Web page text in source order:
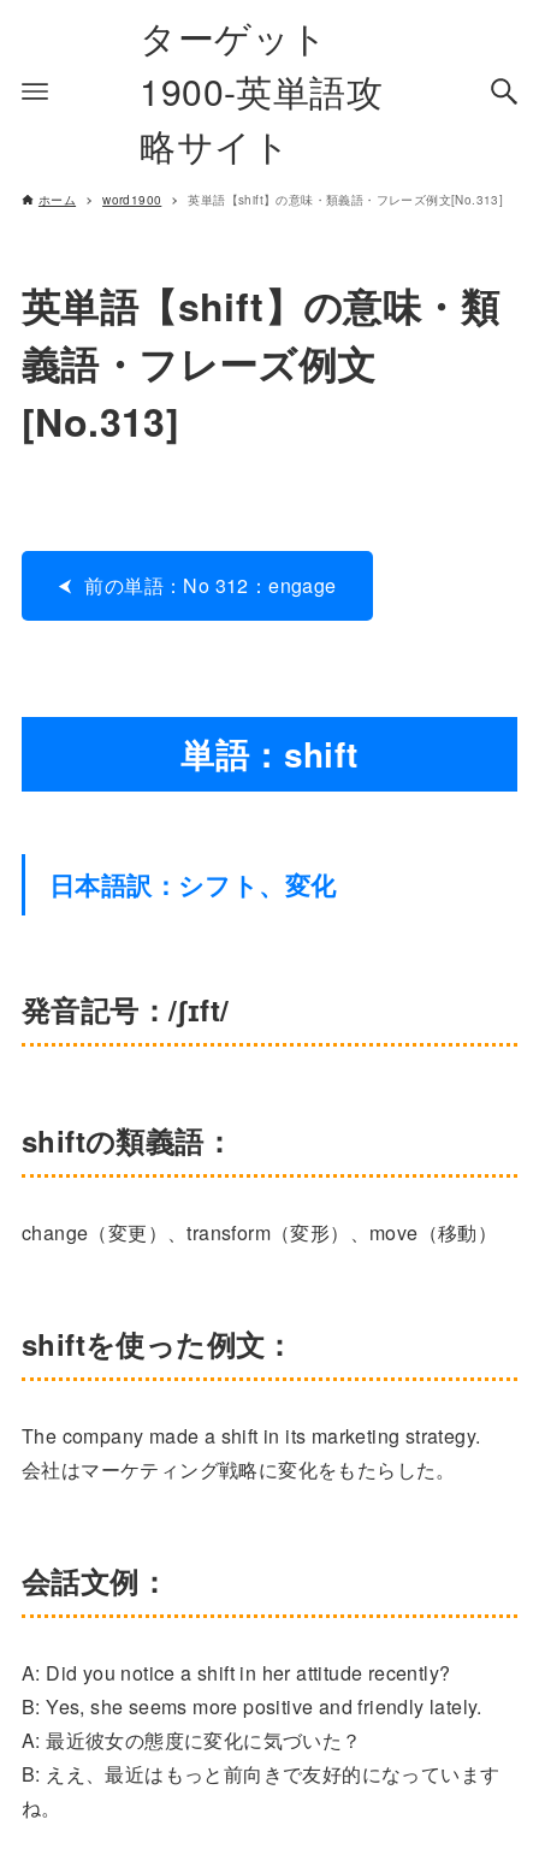
ターゲット
1900-英単語攻
略サイト
ホーム word1900 英単語【shift】の意味・類義語・フレーズ例文[No.313]
英単語【shift】の意味・類
義語・フレーズ例文
[No.313]
前の単語：No 312：engage
単語：shift
日本語訳：シフト、変化
発音記号：/ʃɪft/
shiftの類義語：
change（変更）、transform（変形）、move（移動）
shiftを使った例文：
The company made a shift in its marketing strategy.
会社はマーケティング戦略に変化をもたらした。
会話文例：
A: Did you notice a shift in her attitude recently?
B: Yes, she seems more positive and friendly lately.
A: 最近彼女の態度に変化に気づいた？
B: ええ、最近はもっと前向きで友好的になっています
ね。